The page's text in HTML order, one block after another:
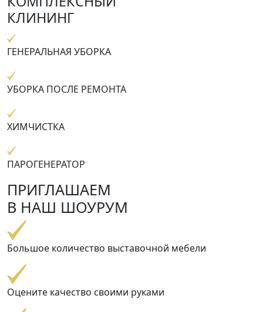
КЛИНИНГ
ГЕНЕРАЛЬНАЯ УБОРКА
УБОРКА ПОСЛЕ РЕМОНТА
ХИМЧИСТКА
ПАРОГЕНЕРАТОР
ПРИГЛАШАЕМ
В НАШ ШОУРУМ
Большое количество выставочной мебели
Оцените качество своими руками